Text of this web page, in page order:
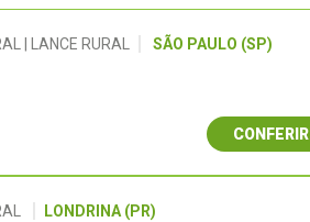
| LANCE RURAL SÃO PAULO (SP)
CONFERIR
LONDRINA (PR)